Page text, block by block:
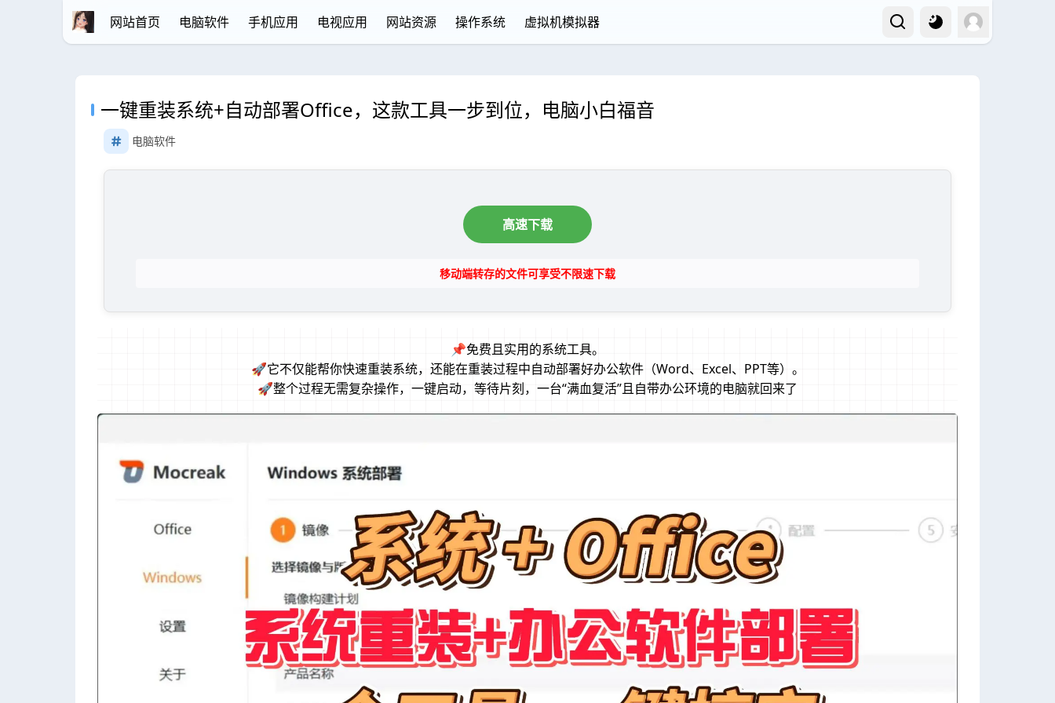
网站首页 电脑软件 手机应用 电视应用 网站资源 操作系统 虚拟机模拟器
一键重装系统+自动部署Office，这款工具一步到位，电脑小白福音
电脑软件
高速下载
移动端转存的文件可享受不限速下载
📌免费且实用的系统工具。
🚀它不仅能帮你快速重装系统，还能在重装过程中自动部署好办公软件（Word、Excel、PPT等）。
🚀整个过程无需复杂操作，一键启动，等待片刻，一台“满血复活”且自带办公环境的电脑就回来了